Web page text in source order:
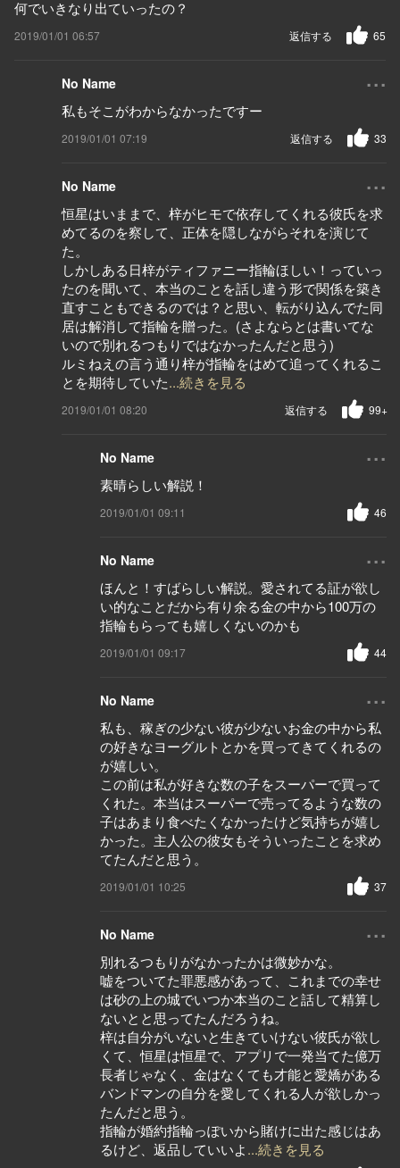
何でいきなり出ていったの？
2019/01/01 06:57 65
返信する
No Name ...
私もそこがわからなかったですー
2019/01/01 07:19 33
返信する
No Name ...
恒星はいままで、梓がヒモで依存してくれる彼氏を求
めてるのを察して、正体を隠しながらそれを演じて
た。
しかしある日梓がティファニー指輪ほしい！っていっ
たのを聞いて、本当のことを話し違う形で関係を築き
直すこともできるのでは？と思い、転がり込んでた同
居は解消して指輪を贈った。(さよならとは書いてな
いので別れるつもりではなかったんだと思う)
ルミねえの言う通り梓が指輪をはめて追ってくれるこ
とを期待していた...続きを見る
2019/01/01 08:20 99+
返信する
No Name ...
素晴らしい解説！
2019/01/01 09:11 46
No Name ...
ほんと！すばらしい解説。愛されてる証が欲し
い的なことだから有り余る金の中から100万の
指輪もらっても嬉しくないのかも
2019/01/01 09:17 44
No Name ...
私も、稼ぎの少ない彼が少ないお金の中から私
の好きなヨーグルトとかを買ってきてくれるの
が嬉しい。
この前は私が好きな数の子をスーパーで買って
くれた。本当はスーパーで売ってるような数の
子はあまり食べたくなかったけど気持ちが嬉し
かった。主人公の彼女もそういったことを求め
てたんだと思う。
2019/01/01 10:25 37
No Name ...
別れるつもりがなかったかは微妙かな。
嘘をついてた罪悪感があって、これまでの幸せ
は砂の上の城でいつか本当のこと話して精算し
ないとと思ってたんだろうね。
梓は自分がいないと生きていけない彼氏が欲し
くて、恒星は恒星で、アプリで一発当てた億万
長者じゃなく、金はなくても才能と愛嬌がある
バンドマンの自分を愛してくれる人が欲しかっ
たんだと思う。
指輪が婚約指輪っぽいから賭けに出た感じはあ
るけど、返品していいよ...続きを見る